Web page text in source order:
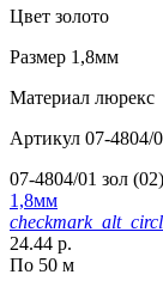
Цвет золото
Размер 1,8мм
Материал люрекс
Артикул 07-4804/
07-4804/01 зол (02)
1,8мм
24.44 р.
По 50 м